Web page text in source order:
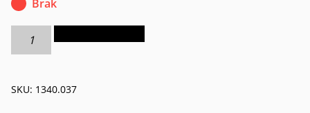
Brak
Saszetka
plecaka
SKU: 1340.037